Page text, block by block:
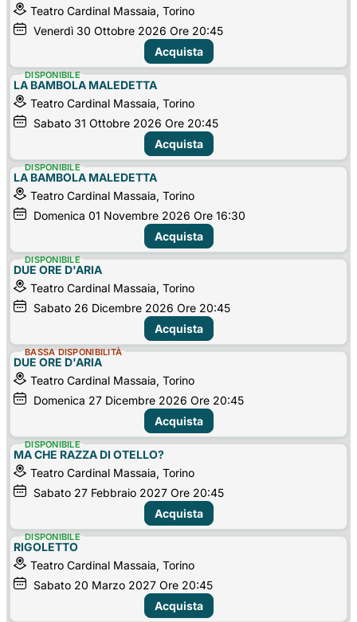
Teatro Cardinal Massaia, Torino
Venerdì 30 Ottobre 2026 Ore 20:45
Acquista
LA BAMBOLA MALEDETTA
Teatro Cardinal Massaia, Torino
Sabato 31 Ottobre 2026 Ore 20:45
DISPONIBILE
Acquista
LA BAMBOLA MALEDETTA
Teatro Cardinal Massaia, Torino
Domenica 01 Novembre 2026 Ore 16:30
DISPONIBILE
Acquista
DUE ORE D'ARIA
Teatro Cardinal Massaia, Torino
Sabato 26 Dicembre 2026 Ore 20:45
DISPONIBILE
Acquista
DUE ORE D'ARIA
Teatro Cardinal Massaia, Torino
Domenica 27 Dicembre 2026 Ore 20:45
BASSA DISPONIBILITÀ
Acquista
MA CHE RAZZA DI OTELLO?
Teatro Cardinal Massaia, Torino
Sabato 27 Febbraio 2027 Ore 20:45
DISPONIBILE
Acquista
RIGOLETTO
Teatro Cardinal Massaia, Torino
Sabato 20 Marzo 2027 Ore 20:45
DISPONIBILE
Acquista